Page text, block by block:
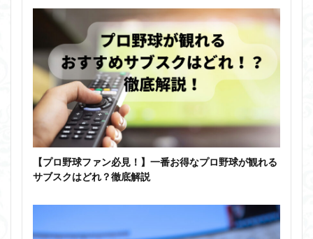
【プロ野球ファン必見！】一番お得なプロ野球が観れる
サブスクはどれ？徹底解説